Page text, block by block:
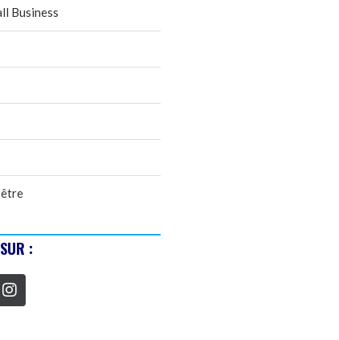
Business
: